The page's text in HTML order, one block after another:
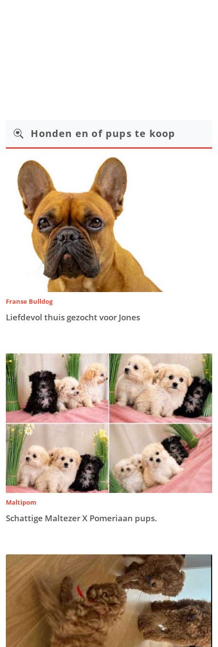
Honden en of pups te koop
Franse Bulldog
Liefdevol thuis gezocht voor Jones
Maltipom
Schattige Maltezer X Pomeriaan pups.